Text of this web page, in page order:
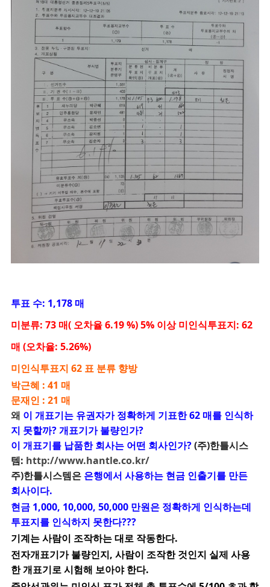
투표 수: 1,178 매
미분류: 73 매( 오차율 6.19 %) 5% 이상 미인식투표지: 62
매 (오차율: 5.26%)
미인식투표지 62 표 분류 향방
박근혜 : 41 매
문재인 : 21 매
왜 이 개표기는 유권자가 정확하게 기표한 62 매를 인식하
지 못할까? 개표기가 불량인가?
이 개표기를 납품한 회사는 어떤 회사인가?(주)한틀시스
템: http://www.hantle.co.kr/
주)한틀시스템은 은행에서 사용하는 현금 인출기를 만든
회사이다.
현금 1,000, 10,000, 50,000 만원은 정확하게 인식하는데
투표지를 인식하지 못한다???
기계는 사람이 조작하는 대로 작동한다.
전자개표기가 불량인지, 사람이 조작한 것인지 실제 사용
한 개표기로 시험해 보아야 한다.